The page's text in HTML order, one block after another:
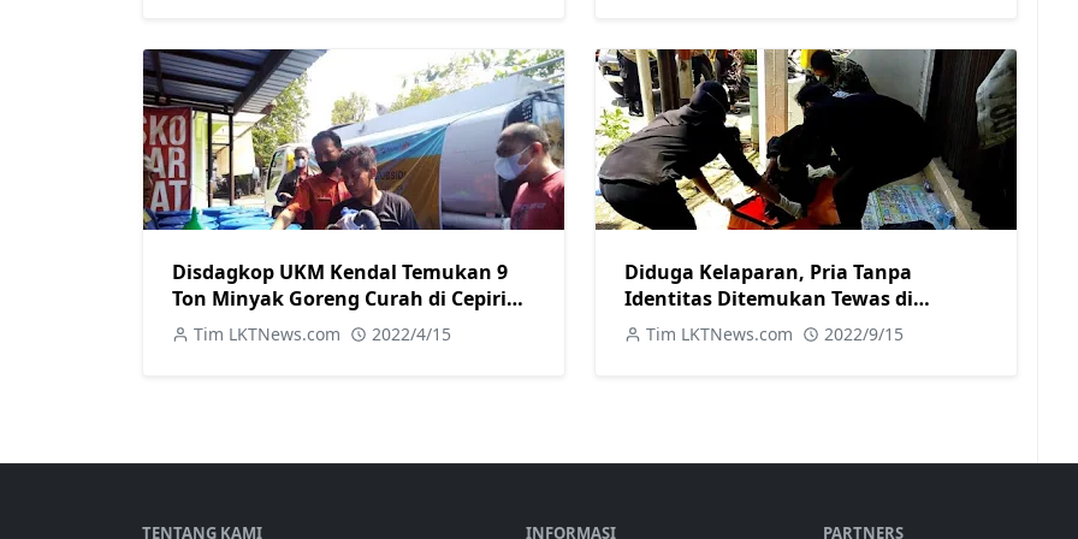
Disdagkop UKM Kendal Temukan 9
Ton Minyak Goreng Curah di Cepiring
Sengaja Disalurkan Tanpa Koordinasi
Tim LKTNews.com 2022/4/15
Diduga Kelaparan, Pria Tanpa
Identitas Ditemukan Tewas di
Cepiring Kendal
Tim LKTNews.com 2022/9/15
TENTANG KAMI INFORMASI PARTNERS